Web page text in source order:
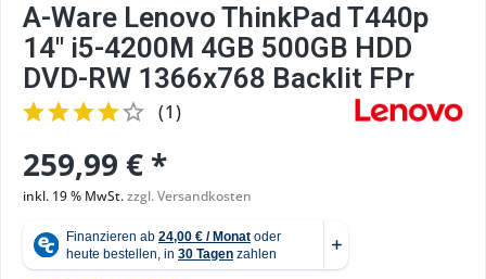
A-Ware Lenovo ThinkPad T440p
14" i5-4200M 4GB 500GB HDD
DVD-RW 1366x768 Backlit FPr
(1)
259,99 € *
inkl. 19 % MwSt.zzgl. Versandkosten